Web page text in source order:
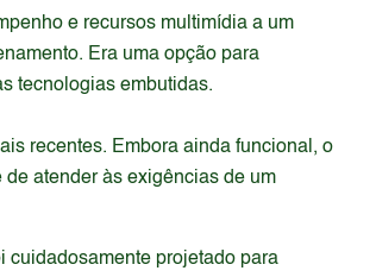
e recursos multimídia a um
Era uma opção para
tecnologias embutidas.
recentes. Embora ainda funcional, o
atender às exigências de um
cuidadosamente projetado para